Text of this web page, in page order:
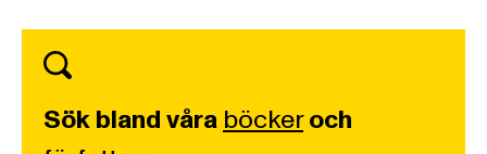
Sök bland våra böckeroch